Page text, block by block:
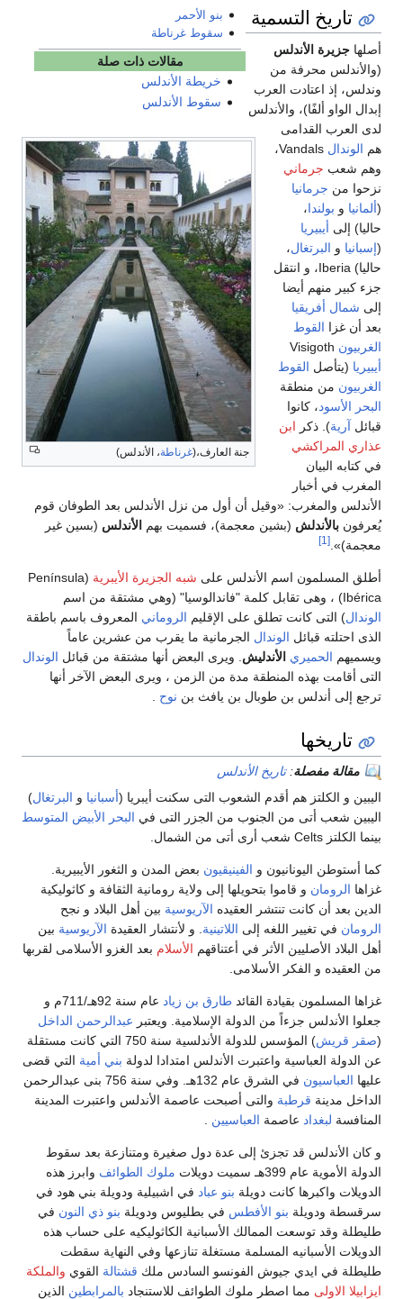
بنو الأحمر
سقوط غرناطة
مقالات ذات صلة
خريطة الأندلس
سقوط الأندلس
جنة العارف،(غرناطة، الأندلس)
تاريخ التسمية
أصلها جزيرة الأندلس
(والأندلس محرفة من
وندلس، إذ اعتادت العرب
إبدال الواو ألفًا)، والأندلس
لدى العرب القدامى
هم الوندال
Vandals،
وهم شعب جرماني
نزحوا من جرمانيا
(ألمانيا و بولندا،
حاليا) إلى أيبيريا
(إسبانيا و البرتغال،
حاليا) Iberia، و انتقل
جزء كبير منهم أيضا
إلى شمال أفريقيا
بعد أن غزا القوط
الغربيون
أيبيريا (يتأصل القوط
الغربيون من منطقة
البحر الأسود، كانوا
قبائل آرية). ذكر ابن
عذاري المراكشي
في كتابه البيان
المغرب في أخبار
الأندلس والمغرب: «وقيل أن أول من نزل الأندلس بعد الطوفان قوم
يُعرفون بالأندلش (بشين معجمة)، فسميت بهم الأندلس (بسين غير
معجمة)».[1]
أطلق المسلمون اسم الأندلس على شبه الجزيرة الأيبرية
(Península
Ibérica) ، وهى تقابل كلمة "فاندالوسيا" (وهي مشتقة من اسم
الوندال) التى كانت تطلق على الإقليم الروماني المعروف باسم باطقة
الذى احتلته قبائل الوندال الجرمانية ما يقرب من عشرين عاماً
ويسميهم الحميري الأندليش. ويرى البعض أنها مشتقة من قبائل الوندال
التى أقامت بهذه المنطقة مدة من الزمن ، ويرى البعض الآخر أنها
ترجع إلى أندلس بن طوبال بن يافث بن نوح .
تاريخها
مقالة مفصلة:تاريخ الأندلس
اليبين و الكلتز هم أقدم الشعوب التى سكنت أيبريا (أسبانيا و البرتغال)
اليبين شعب أتى من الجنوب من الجزر التى في البحر الأبيض المتوسط
بينما الكلتز Celts شعب أرى أتى من الشمال.
كما أستوطن اليونانيون و الفينيقيون بعض المدن و الثغور الأيبيرية.
غزاها الرومان و قاموا بتحويلها إلى ولاية رومانية الثقافة و كاثوليكية
الدين بعد أن كانت تنتشر العقيده الآريوسية بين أهل البلاد و نجح
الرومان في تغيير اللغه إلى اللاتينية . و لأنتشار العقيدة الآريوسية بين
أهل البلاد الأصليين الأثر في أعتناقهم الأسلام بعد الغزو الأسلامى لقربها
من العقيده و الفكر الأسلامى.
غزاها المسلمون بقيادة القائد طارق بن زياد
عام سنة 92هـ/711م و
جعلوا الأندلس جزءاً من الدولة الإسلامية. ويعتبر عبدالرحمن الداخل
(صقر قريش
) المؤسس للدولة الأندلسية سنة 750 التي كانت مستقلة
عن الدولة العباسية واعتبرت الأندلس امتدادا لدولة بني أمية التي قضى
عليها العباسيون
في الشرق عام 132هـ. وفي سنة 756 بنى عبدالرحمن
الداخل مدينة قرطبة والتى أصبحت عاصمة الأندلس واعتبرت المدينة
المنافسة لبغداد عاصمة العباسيين
و كان الأندلس قد تجزئ إلى عدة دول صغيرة ومتنازعة بعد سقوط
الدولة الأموية عام 399هـ سميت دويلات
ملوك الطوائف وابرز هذه
الدويلات واكبرها كانت دويلة بنو عباد في اشبيلية ودويلة بني هود في
سرقسطة ودويلة بنو الأفطس في بطليوس ودويلة بنو ذي النون في
طليطلة وقد توسعت الممالك الأسبانية الكاثوليكيه على حساب هذه
الدويلات الأسبانيه المسلمة مستغلة تنازعها وفي النهاية سقطت
طليطلة في ايدي جيوش الفونسو السادس ملك قشتالة القوي والملكة
ايزابيلا الاولى مما اصطر ملوك الطوائف للاستنجاد بالمرابطين الذين